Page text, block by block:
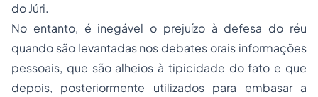
do Júri.
No entanto, é inegável o prejuízo à defesa do réu
quando são levantadas nos debates orais informações
pessoais, que são alheios à tipicidade do fato e que
depois, posteriormente utilizados para embasar a